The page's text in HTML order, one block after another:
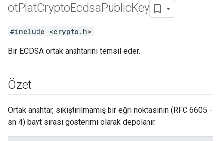
otPlatCryptoEcdsaPublicKey
#include <crypto.h>
Bir ECDSA ortak anahtarını temsil eder.
Özet
Ortak anahtar, sıkıştırılmamış bir eğri noktasının (RFC 6605 -
sn 4) bayt sırası gösterimi olarak depolanır.